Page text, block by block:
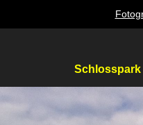
Schlosspark